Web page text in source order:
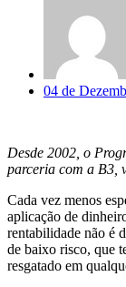
04 de
Desde 2002, o
parceria com a B3,
Cada vez menos
aplicação de
rentabilidade não é
de baixo risco, que
resgatado em